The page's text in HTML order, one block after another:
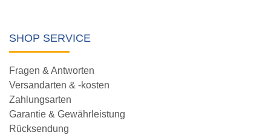
SHOP SERVICE
Fragen & Antworten
Versandarten & -kosten
Zahlungsarten
Garantie & Gewährleistung
Rücksendung